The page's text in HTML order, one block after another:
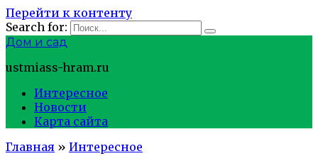
Перейти к контенту
Search for:
Дом и сад
ustmiass-hram.ru
Интересное
Новости
Карта сайта
Главная » Интересное